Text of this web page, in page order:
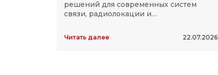
решений для современных систем
связи, радиолокации и
Читать далее 22.07.2026